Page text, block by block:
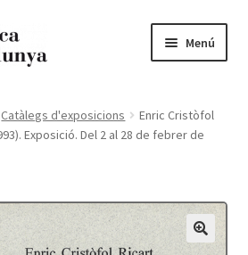
Menú
Catàlegs d'exposicions
Enric Cristòfol
Exposició. Del 2 al 28 de febrer de